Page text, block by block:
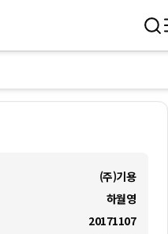
(주)기용
하월영
20171107